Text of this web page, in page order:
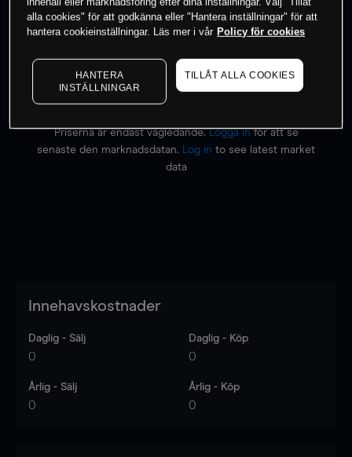
Börja handla
Priserna är endast vägledande.Logga inför att se
senaste den marknadsdatan.
Log in to see latest market
data
Innehavskostnader
Daglig - Sälj
0
Daglig - Köp
0
Årlig - Sälj
0
Årlig - Köp
0
alla cookies" för att godkänna eller "Hantera inställningar" för att
hantera cookieinställningar. Läs mer i vår Policy för cookies
HANTERA
INSTÄLLNINGAR
TILLÅT ALLA COOKIES